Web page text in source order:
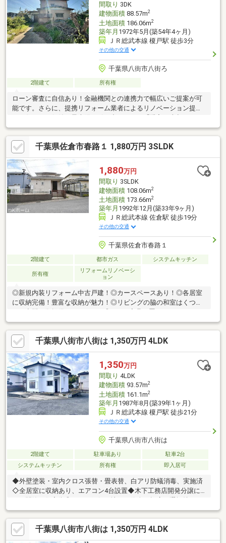
間取り 3DK
建物面積88.57m2
土地面積186.06m2
築年月 1972年5月(築54年4ヶ月)
ＪＲ総武本線 榎戸駅 徒歩3分
その他の交通
千葉県八街市八街ろ
2階建て 所有権
ローン審査に自信あり！金融機関との連携力で幅広いご提案が可
能です。さらに、提携リフォーム業者によるリノベーション提案
ォーム」すべて当社にお任せください。
千葉県佐倉市春路１ 1,880万円 3SLDK
1,880万円
間取り 3SLDK
建物面積108.06m2
土地面積173.66m2
築年月 1992年12月(築33年9ヶ月)
ＪＲ総武本線 佐倉駅 徒歩19分
その他の交通
千葉県佐倉市春路１
2階建て 都市ガス システムキッチン
所有権
リフォームリノベーシ
ョン
◎新規内装リフォーム中古戸建！◎カースペースあり！◎各居室
に収納完備！豊富な収納が魅力！◎リビングの脇の和室はくつろ
る広さ！家族団らんの時間をゆったり過ごすことができますね！
◎子育てしやすい住環境！◎納戸付！季節物の収納や趣味のお部
屋など、用途いろいろです！【リフォーム内容】・キッチン：ビ
ルトインコンロ、水栓器具交換・浴室：水栓器具交換・洗面台：
水栓器具交換・フローリング、クロス交換・トイレ交換・畳替
え、襖・障子張替え・ダウンライト、照明器具設置・カーポート
一部リペア・伐採・ハウスクリーニングなど
千葉県八街市八街は 1,350万円 4LDK
1,350万円
間取り 4LDK
建物面積93.57m2
土地面積161.1m2
築年月 1987年8月(築39年1ヶ月)
ＪＲ総武本線 榎戸駅 徒歩21分
その他の交通
千葉県八街市八街は
2階建て 駐車場あり
駐車2台
システムキッチン
所有権 即入居可
◆外壁塗装・室内クロス張替・畳表替、白アリ防蟻消毒、実施済
◇全居室に収納あり、エアコン4台設置◆木下工務店開発分譲に
ら、お客様の状況にあったぴったりなローン選びのサポートをい
たします！◎月々の支払金額がご不安な方、資金計画からライフ
プランニングの相談無料です。【承継事項】敷地内の一部の貸与
（電柱設置）
千葉県八街市八街は 1,350万円 4LDK